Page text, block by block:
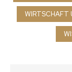
WIRTSCHAFT